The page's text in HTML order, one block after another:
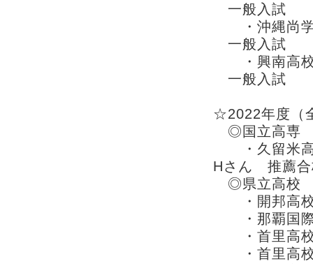
一般入試
・沖縄尚学
一般入試
・興南高
一般入試
☆2022年度（
◎国立高専
・久留米高
Hさん 推薦合
◎県立高校
・開邦高
・那覇国
・首里
・首里